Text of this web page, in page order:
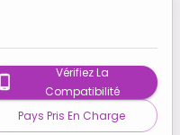
Vérifiez La
Compatibilité
Pays Pris En Charge